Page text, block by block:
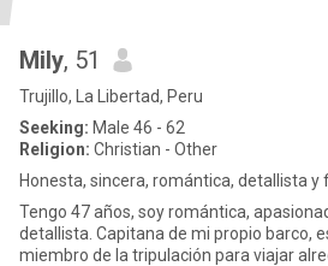
Mily, 51
Trujillo, La Libertad, Peru
Seeking: Male 46 - 62
Religion: Christian - Other
Honesta, sincera, romántica, detallista y
Tengo 47 años, soy romántica,
detallista. Capitana de mi propio barco,
miembro de la tripulación para viajar